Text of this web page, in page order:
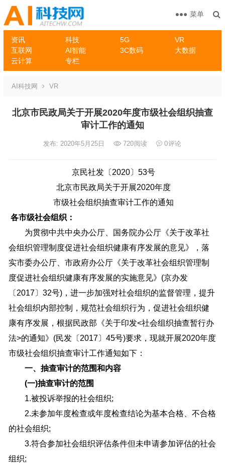
资讯 科技 5G
VR
互联网
AI智能 3C数码
大数据
云计算
专栏
菜单
AI科技网 VR
北京市民政局关于开展2020年度市级社会组织抽查
审计工作的通知
发布: 2020年5月25日 720阅读 0评论
京民社发〔2020〕53号
北京市民政局关于开展2020年度
市级社会组织抽查审计工作的通知
各市级社会组织：
为贯彻中共中央办公厅、国务院办公厅《关于改革社
会组织管理制度促进社会组织健康有序发展的意见》，落
实市委办公厅、市政府办公厅《关于改革社会组织管理制
度促进社会组织健康有序发展的实施意见》(京办发
〔2017〕32号)，进一步加强对社会组织的监督管理，提升
社会组织内部控制，规范社会组织行为，促进社会组织健
康有序发展，根据民政部《关于印发<社会组织抽查暂行办
法>的通知》(民发〔2017〕45号)要求，现就开展2020年度
市级社会组织抽查审计工作通知如下：
一、抽查审计的范围和内容
(一)抽查审计的范围
1.被投诉举报的社会组织;
2.未参加年度检查或年度检查结论为基本合格、不合格
的社会组织;
3.符合参加社会组织评估条件但未申请参加评估的社会
组织;